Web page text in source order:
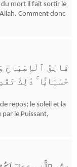
du mort il fait sortir le
Comment donc
فَالِقُ ٱلْإِصْبَاحِ
حُسْبَانًۭا ۚ ذَٰلِكَ
repos; le soleil et la
le Puissant,